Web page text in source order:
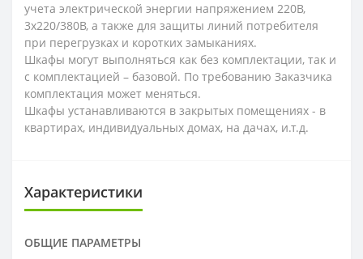
учета электрической энергии напряжением 220В,
3х220/380В, а также для защиты линий потребителя
при перегрузках и коротких замыканиях.
Шкафы могут выполняться как без комплектации, так и
с комплектацией – базовой. По требованию Заказчика
комплектация может меняться.
Шкафы устанавливаются в закрытых помещениях - в
квартирах, индивидуальных домах, на дачах, и.т.д.
Характеристики
ОБЩИЕ ПАРАМЕТРЫ